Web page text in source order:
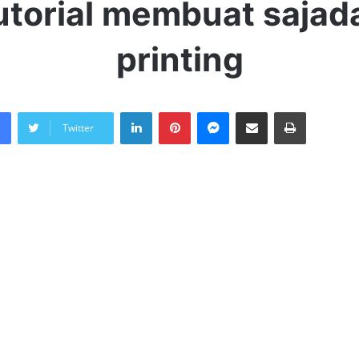
membuat
printing
Twitter
LinkedInPinterestMessenger
Share via Email Print